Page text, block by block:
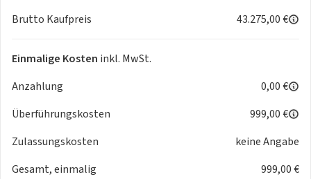
Notruf-Service, Laufzeit 10 Jahre ab Erstauslieferung,
Parklenkassistent
Speedlimiter / Geschwindigkeitsbegrenzer
Diebstahl-Warnanlage
Diebstahl-Warnanlage u. Innenraumüberwachung
Infotainment und Multimedia
Brutto Kaufpreis
43.275,00 €
Einmalige Kosten inkl. MwSt.
Anzahlung
0,00 €
Überführungskosten
999,00 €
Zulassungskosten
keine Angabe
Gesamt, einmalig
999,00 €